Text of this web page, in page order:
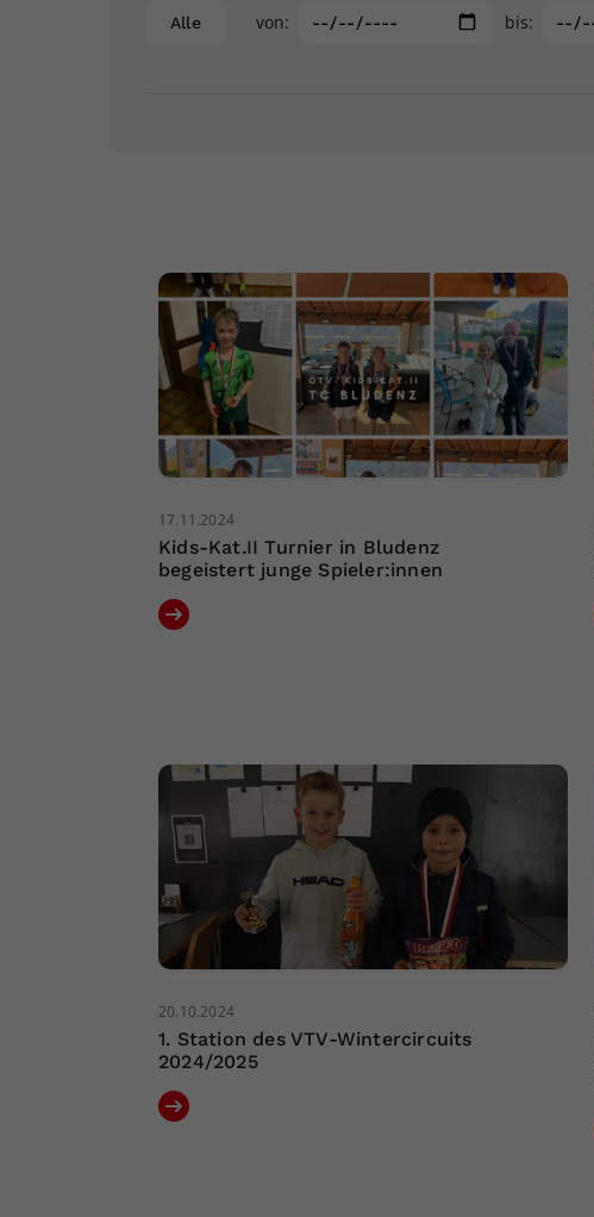
Alle von: bis:
17.11.2024
Kids-Kat.II Turnier in Bludenz
begeistert junge Spieler:innen
20.10.2024
1. Station des VTV-Wintercircuits
2024/2025